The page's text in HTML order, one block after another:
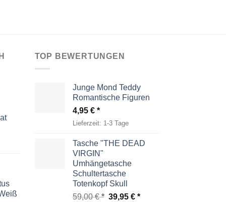
TOP BEWERTUNGEN
Junge Mond Teddy
Romantische Figuren
4,95 €
Lieferzeit: 1-3 Tage
Tasche "THE DEAD
VIRGIN"
Umhängetasche
Schultertasche
Totenkopf Skull
59,00€
Ursprünglicher
39,95€ Aktueller